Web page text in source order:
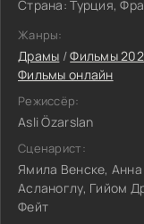
Страна: Турция,
Жанры:
Драмы /Фильмы
Фильмы онлайн
Режиссёр:
Asli Özarslan
Сценарист:
Ямила Венске,
Асланоглу, Гийом
Фейт